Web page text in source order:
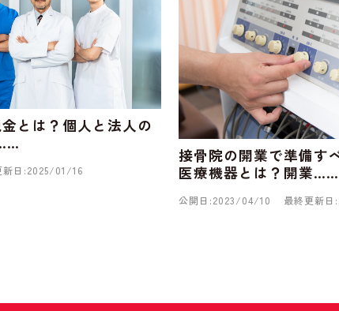
とは？個人と法人の
新日:2025/01/16
接骨院の開業で準備す
医療機器とは？開業……
公開日:2023/04/10 最終更新